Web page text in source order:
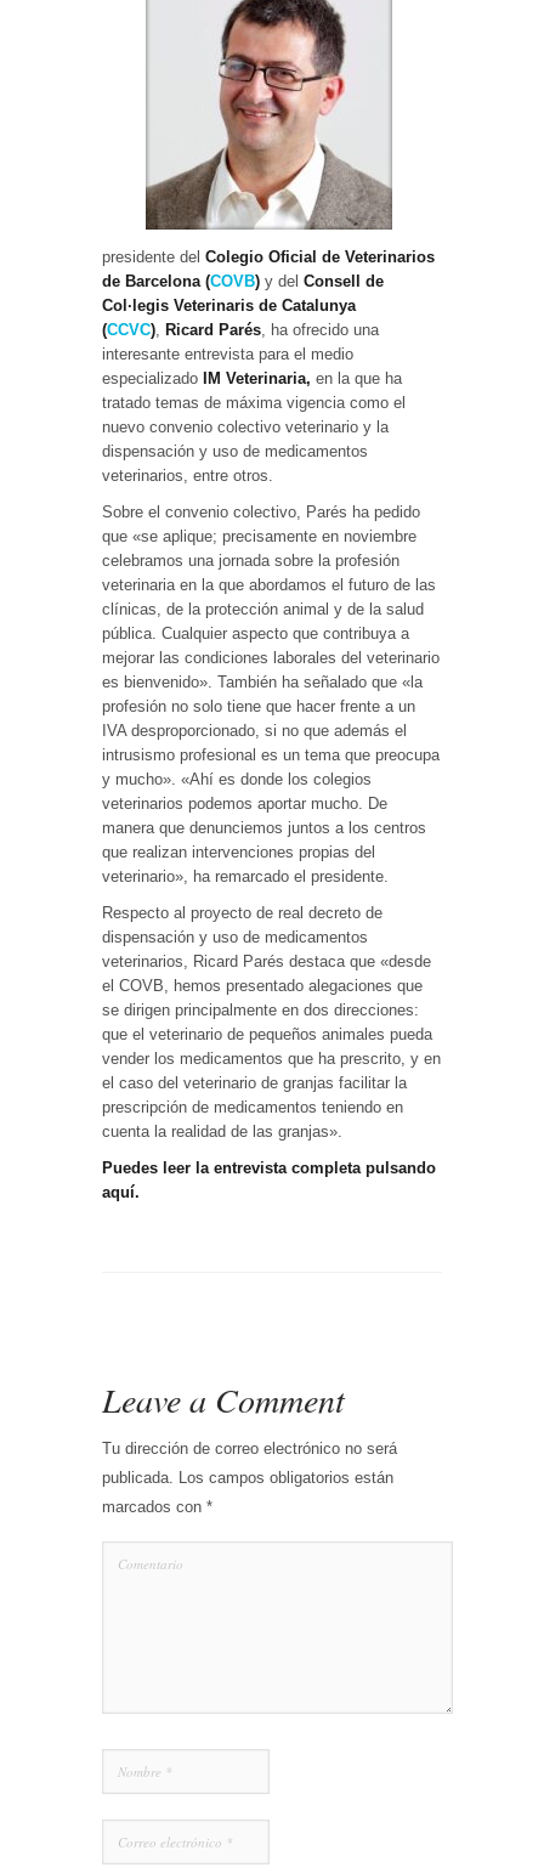
presidente del Colegio Oficial de Veterinarios
de Barcelona (COVB) y del Consell de
Col·legis Veterinaris de Catalunya
(CCVC), Ricard Parés, ha ofrecido una
interesante entrevista para el medio
especializado
IM Veterinaria, en la que ha
tratado temas de máxima vigencia como el
nuevo convenio colectivo veterinario y la
dispensación y uso de medicamentos
veterinarios, entre otros.
Sobre el convenio colectivo, Parés ha pedido
que «se aplique; precisamente en noviembre
celebramos una jornada sobre la profesión
veterinaria en la que abordamos el futuro de las
clínicas, de la protección animal y de la salud
pública. Cualquier aspecto que contribuya a
mejorar las condiciones laborales del veterinario
es bienvenido». También ha señalado que «la
profesión no solo tiene que hacer frente a un
IVA desproporcionado, si no que además el
intrusismo profesional es un tema que preocupa
y mucho». «Ahí es donde los colegios
veterinarios podemos aportar mucho. De
manera que denunciemos juntos a los centros
que realizan intervenciones propias del
veterinario», ha remarcado el presidente.
Respecto al proyecto de real decreto de
dispensación y uso de medicamentos
veterinarios, Ricard Parés destaca que «desde
el COVB, hemos presentado alegaciones que
se dirigen principalmente en dos direcciones:
que el veterinario de pequeños animales pueda
vender los medicamentos que ha prescrito, y en
el caso del veterinario de granjas facilitar la
prescripción de medicamentos teniendo en
cuenta la realidad de las granjas».
Puedes leer la entrevista completa pulsando
aquí.
Leave a Comment
Tu dirección de correo electrónico no será
publicada. Los campos obligatorios están
marcados con *